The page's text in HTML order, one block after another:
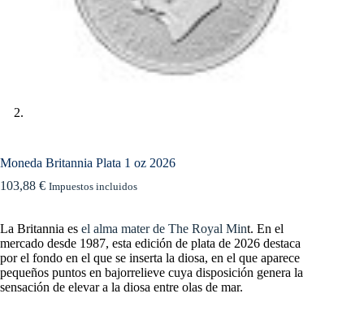
Moneda Britannia Plata 1 oz 2026
103,88 € Impuestos incluidos
La Britannia es el alma mater de The Royal Mint. En el
mercado desde 1987, esta edición de plata de 2026 destaca
por el fondo en el que se inserta la diosa, en el que aparece
pequeños puntos en bajorrelieve cuya disposición genera la
sensación de elevar a la diosa entre olas de mar.